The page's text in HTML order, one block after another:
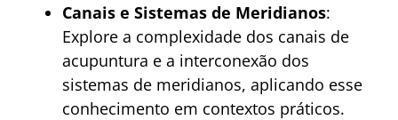
Canais e Sistemas de Meridianos:
Explore a complexidade dos canais de
acupuntura e a interconexão dos
sistemas de meridianos, aplicando esse
conhecimento em contextos práticos.